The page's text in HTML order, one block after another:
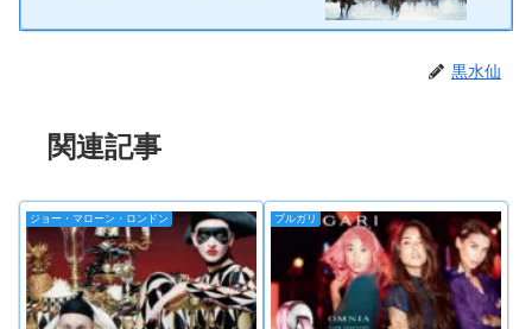
黒水仙
関連記事
ジョー・マローン・ロンドン ブルガリ